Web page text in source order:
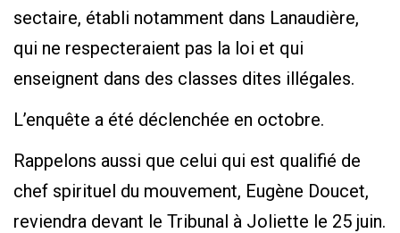
sectaire, établi notamment dans Lanaudière,
qui ne respecteraient pas la loi et qui
enseignent dans des classes dites illégales.
L’enquête a été déclenchée en octobre.
Rappelons aussi que celui qui est qualifié de
chef spirituel du mouvement, Eugène Doucet,
reviendra devant le Tribunal à Joliette le 25 juin.